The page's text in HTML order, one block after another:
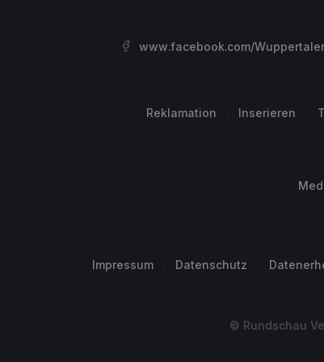
www.facebook.com/
Reklamation Inserieren
Impressum Datenschutz
© Rundschau